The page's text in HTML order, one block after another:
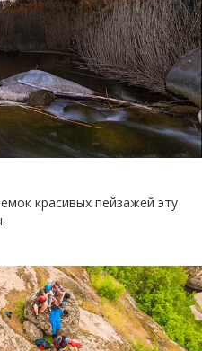
красивых пейзажей эту